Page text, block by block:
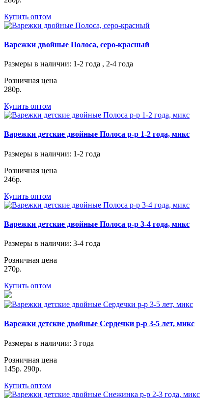
Купить оптом
Варежки двойные Полоса, серо-красный
Размеры в наличии: 1-2 года , 2-4 года
Розничная цена
280р.
Купить оптом
Варежки детские двойные Полоса р-р 1-2 года, микс
Размеры в наличии: 1-2 года
Розничная цена
246р.
Купить оптом
Варежки детские двойные Полоса р-р 3-4 года, микс
Размеры в наличии: 3-4 года
Розничная цена
270р.
Купить оптом
Варежки детские двойные Сердечки р-р 3-5 лет, микс
Размеры в наличии: 3 года
Розничная цена
145р. 290р.
Купить оптом